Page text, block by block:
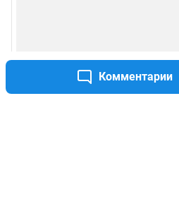
Комментарии